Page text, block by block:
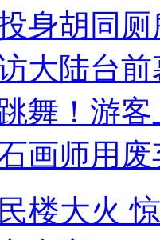
身胡同
大陆台
舞！游客
画师用
楼大火